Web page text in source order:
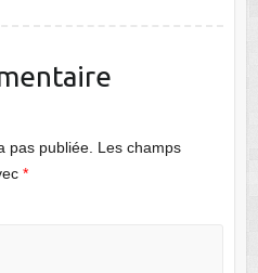
pas publiée. Les champs
*